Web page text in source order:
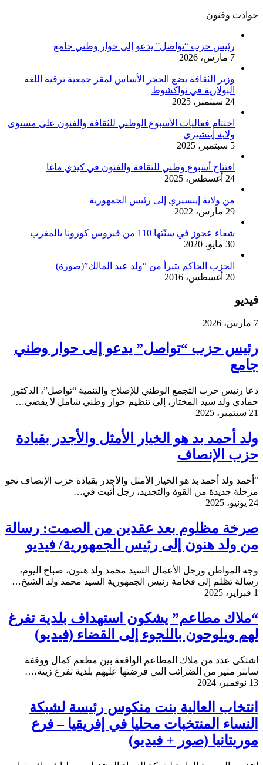
حوادث وفنون
رئيس حزب “تواصل” يدعو إلى حوار وطني جامع
7 مارس، 2026
وزير الثقافة يضع الحجر الأساس لمقر جمعية ترقية اللغة
البولارية في نواكشوط
24 سبتمبر، 2025
اختتام فعاليات الأسبوع الوطني للثقافة والفنون على مستوى
ولاية إينشيري
5 سبتمبر، 2025
افتتاح أسبوع وطني للثقافة والفنون في كيدي ماغا
24 أغسطس، 2025
من ولاية إينسيري إلى رئيس الجمهورية
29 مارس، 2022
شفاء عجوز في سنّتها 110 من فيروس كورونا بالمغرب
30 مايو، 2020
الحزب الحاكم يتبرأ من “ولد عبد المالك”(صورة)
20 أغسطس، 2016
فيديو
7 مارس، 2026
رئيس حزب “تواصل” يدعو إلى حوار وطني
جامع
دعا رئيس حزب التجمع الوطني للإصلاح والتنمية “تواصل”، الدكتور
حمادي ولد سيد المختار، إلى تنظيم حوار وطني شامل لا يقصي…
21 سبتمبر، 2025
ولد أحمد بد هو الخيار الأمثل والأجدر بقيادة
حزب الإنصاف
“أحمد ولد أحمد بد هو الخيار الأمثل والأجدر بقيادة حزب الإنصاف نحو
مرحلة جديدة من القوة والتجديد، رجل أثبت في…
24 يونيو، 2025
صرخة مظلوم بعد عقدين من الصمت: رسالة
من ولد هنون إلى رئيس الجمهورية/ فيديو
وجه المواطن ورجل الأعمال السيد محمد ولد هنون، صباح اليوم،
رسالة تظلم إلى فخامة رئيس الجمهورية السيد محمد ولد الشيخ…
1 فبراير، 2025
“ملاك مطاعم” يشكون استهداف بلدية تفرغ
لهم ويلوحون باللجوء إلى القضاء (فيديو)
اشتكى عدد من ملاك المطاعم الواقعة بين مطعم كمال ووقفة
سانتر متير من الضرائب التي فرضتها عليهم بلدية تفرغ زينة،…
13 نوفمبر، 2024
انتخاب العالية بنت منكوس رئيسة لشبكة
النساء المنتخبات محليا في إفريقيا – فرع
موريتانيا (صور + فيديو)